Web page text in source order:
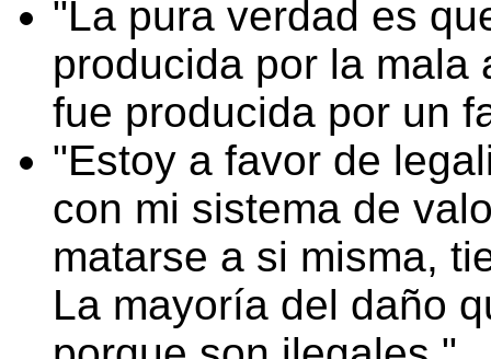
La pura verdad es
producida por la mala
fue producida por un
Estoy a favor de
con mi sistema de
matarse a si misma,
La mayoría del daño